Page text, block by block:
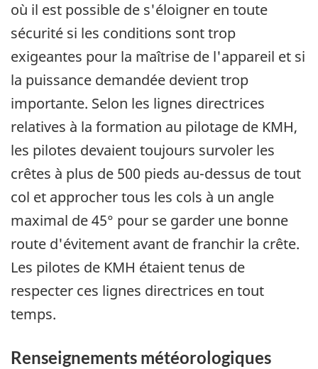
où il est possible de s'éloigner en toute
sécurité si les conditions sont trop
exigeantes pour la maîtrise de l'appareil et si
la puissance demandée devient trop
importante. Selon les lignes directrices
relatives à la formation au pilotage de KMH,
les pilotes devaient toujours survoler les
crêtes à plus de 500 pieds au-dessus de tout
col et approcher tous les cols à un angle
maximal de 45° pour se garder une bonne
route d'évitement avant de franchir la crête.
Les pilotes de KMH étaient tenus de
respecter ces lignes directrices en tout
temps.
Renseignements météorologiques